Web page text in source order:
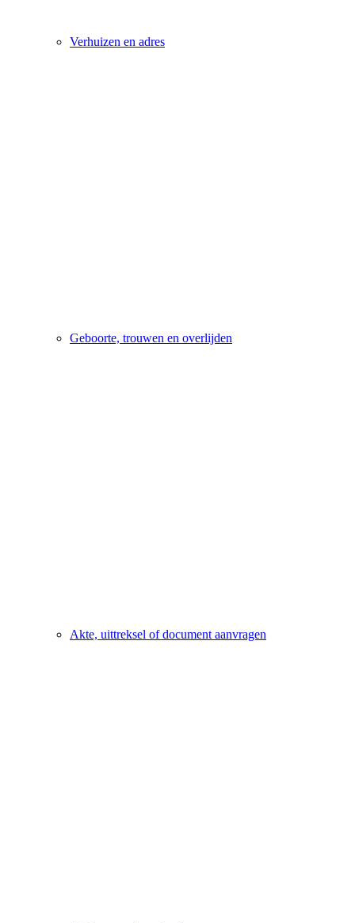
Verhuizen en adres
Geboorte, trouwen en overlijden
Akte, uittreksel of document aanvragen